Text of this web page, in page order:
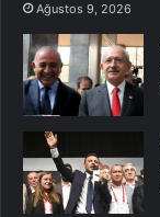
Ağustos 9, 2026